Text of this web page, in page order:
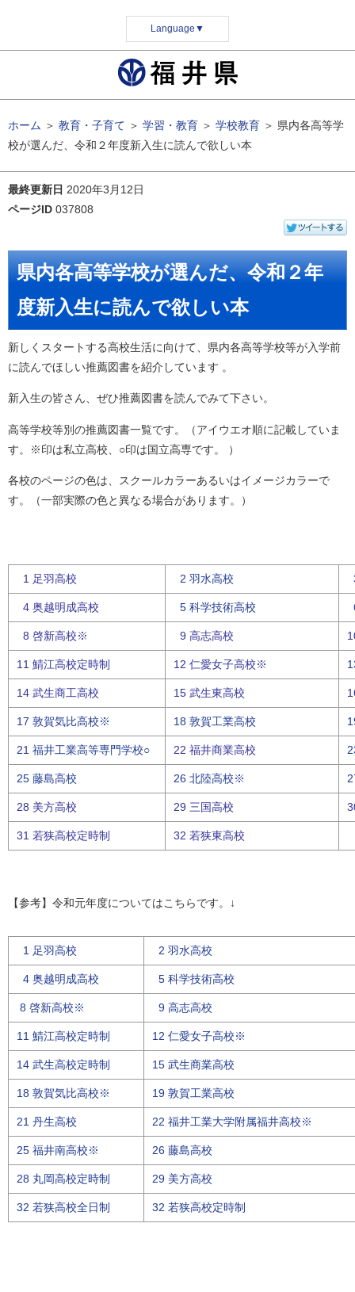
Language ▼
ホーム ＞ 教育・子育て ＞ 学習・教育 ＞ 学校教育 ＞ 県内各高等学
校が選んだ、令和２年度新入生に読んで欲しい本
最終更新日 2020年3月12日
ページID 037808
県内各高等学校が選んだ、令和２年
度新入生に読んで欲しい本
新しくスタートする高校生活に向けて、県内各高等学校等が入学前
に読んでほしい推薦図書を紹介しています 。
新入生の皆さん、ぜひ推薦図書を読んでみて下さい。
高等学校等別の推薦図書一覧です。（アイウエオ順に記載していま
す。※印は私立高校、○印は国立高専です。 ）
各校のページの色は、スクールカラーあるいはイメージカラーで
す。（一部実際の色と異なる場合があります。）
1 足羽高校 2 羽水高校
4 奥越明成高校 5 科学技術高校
8 啓新高校※ 9 高志高校
11 鯖江高校定時制 12 仁愛女子高校※
14 武生商工高校 15 武生東高校
17 敦賀気比高校※ 18 敦賀工業高校
21 福井工業高等専門学校○ 22 福井商業高校
25 藤島高校 26 北陸高校※
28 美方高校 29 三国高校
31 若狭高校定時制 32 若狭東高校
【参考】令和元年度についてはこちらです。↓
1 足羽高校 2 羽水高校
4 奥越明成高校 5 科学技術高校
8 啓新高校※ 9 高志高校
11 鯖江高校定時制 12 仁愛女子高校※
14 武生高校定時制 15 武生商業高校
18 敦賀気比高校※ 19 敦賀工業高校
21 丹生高校 22 福井工業大学附属福井高校※
25 福井南高校※ 26 藤島高校
28 丸岡高校定時制 29 美方高校
32 若狭高校全日制 32 若狭高校定時制